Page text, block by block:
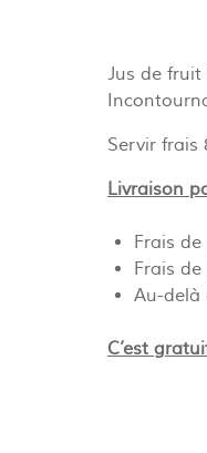
Jus de fruit
Servir frais
Livraison
Frais
Frais
Au-delà
C’est